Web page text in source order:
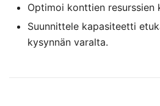
Optimoi konttien resurssien
Suunnittele kapasiteetti
kysynnän varalta.